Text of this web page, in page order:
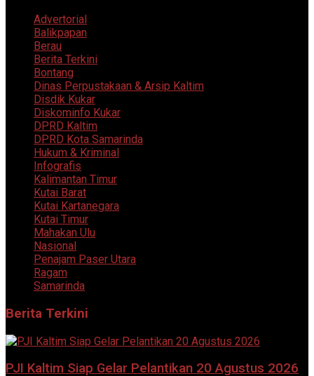
Advertorial
Balikpapan
Berau
Berita Terkini
Bontang
Dinas Perpustakaan & Arsip Kaltim
Disdik Kukar
Diskominfo Kukar
DPRD Kaltim
DPRD Kota Samarinda
Hukum & Kriminal
Infografis
Kalimantan Timur
Kutai Barat
Kutai Kartanegara
Kutai Timur
Mahakan Ulu
Nasional
Penajam Paser Utara
Ragam
Samarinda
Berita Terkini
PJI Kaltim Siap Gelar Pelantikan 20 Agustus 2026